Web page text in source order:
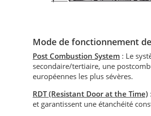
Mode de fonctionnement
Post Combustion System : Le
secondaire/tertiaire, une
européennes les plus sévères.
RDT (Resistant Door at the Time)
et garantissent une étanchéité